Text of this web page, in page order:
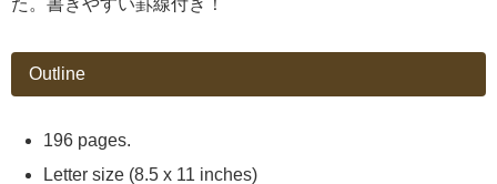
Outline
196 pages.
Letter size (8.5 x 11 inches)